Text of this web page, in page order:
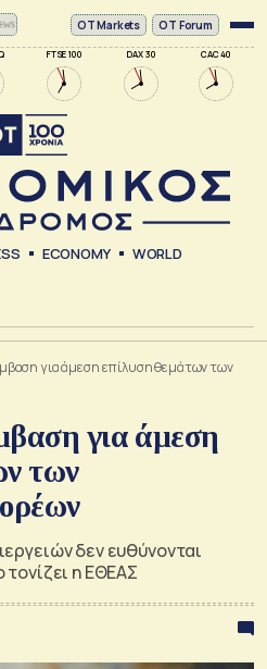
FTSE 100 DAX 30 CAC 40
ΟΤ Markets OT Forum
ECONOMY WORLD
για άμεση επίλυση θεμάτων των
για άμεση
των
δεν ευθύνονται
τονίζει η ΕΘΕΑΣ